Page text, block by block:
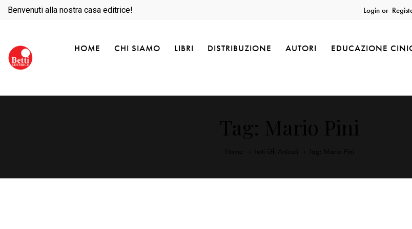
Benvenuti alla nostra casa editrice! Login or
HOME CHI SIAMO LIBRI DISTRIBUZIONE AUTORI EDUCAZIONE